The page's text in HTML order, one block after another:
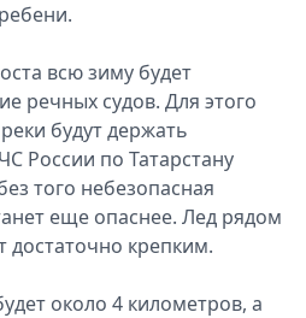
всю зиму будет
речных судов. Для этого
будут держать
России по Татарстану
того небезопасная
еще опаснее. Лед рядом
достаточно крепким.
около 4 километров, а